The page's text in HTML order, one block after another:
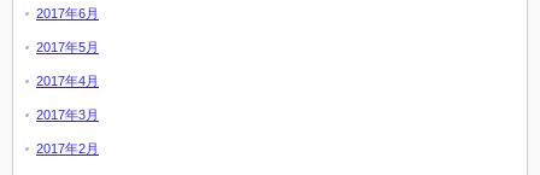
2017年6月
2017年5月
2017年4月
2017年3月
2017年2月